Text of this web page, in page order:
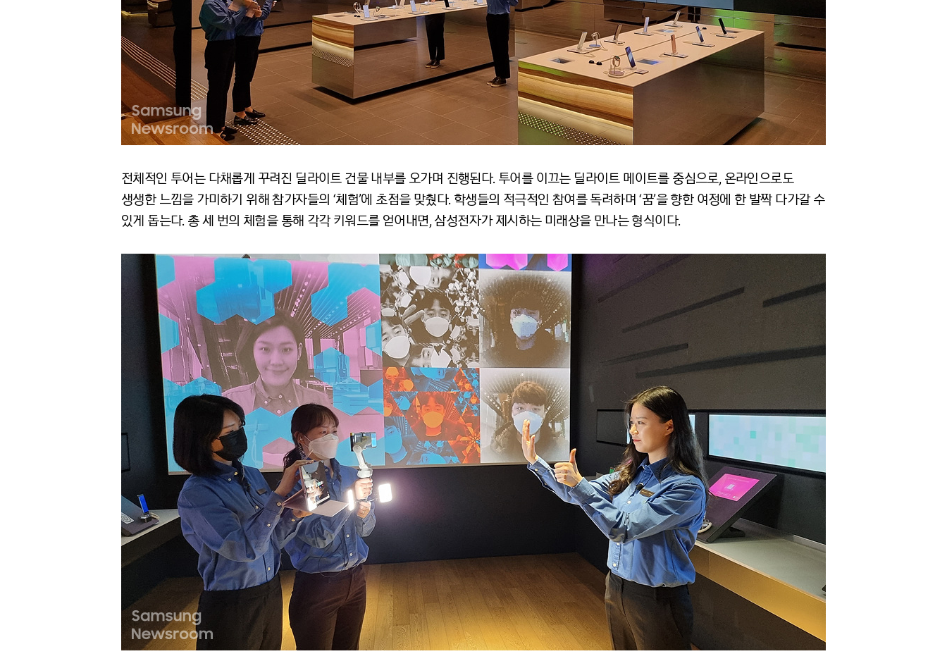
전체적인 투어는 다채롭게 꾸려진 딜라이트 건물 내부를 오가며 진행된다. 투어를 이끄는 딜라이트 메이트를 중심으로, 온라인으로도
생생한 느낌을 가미하기 위해 참가자들의 ‘체험’에 초점을 맞췄다. 학생들의 적극적인 참여를 독려하며 ‘꿈’을 향한 여정에 한 발짝 다가갈 수
있게 돕는다. 총 세 번의 체험을 통해 각각 키워드를 얻어내면, 삼성전자가 제시하는 미래상을 만나는 형식이다.